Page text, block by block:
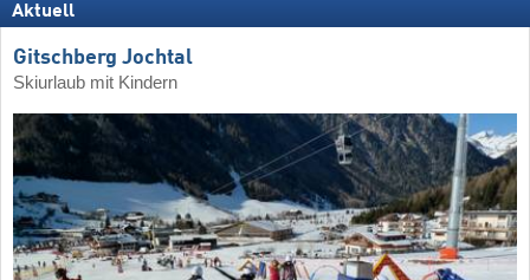
Aktuell
Gitschberg Jochtal
Skiurlaub mit Kindern